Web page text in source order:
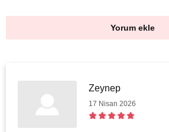
Yorum ekle
Zeynep
17 Nisan 2026